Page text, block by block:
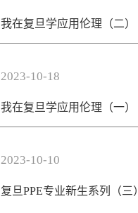
我在复旦学应用伦理（二
2023-10-18
我在复旦学应用伦理（一
2023-10-10
复旦PPE专业新生系列（